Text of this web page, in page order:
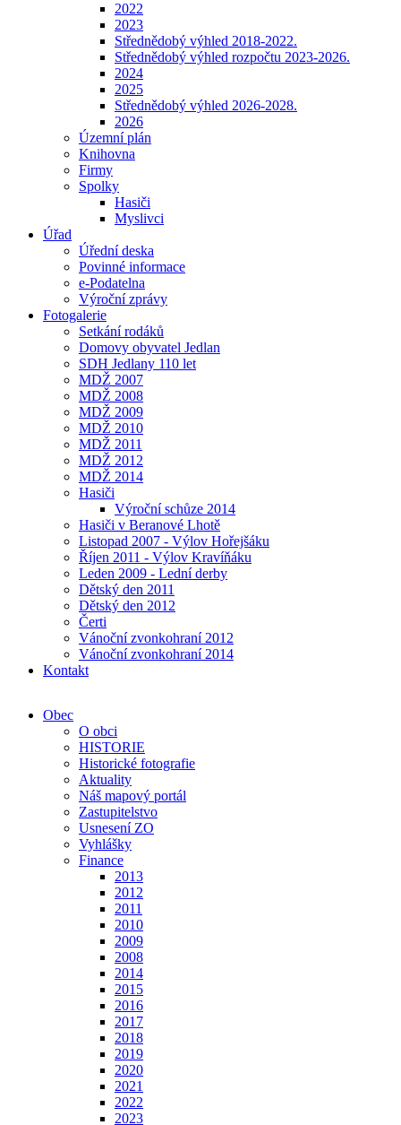
2022
2023
Střednědobý výhled 2018-2022.
Střednědobý výhled rozpočtu 2023-2026.
2024
2025
Střednědobý výhled 2026-2028.
2026
Územní plán
Knihovna
Firmy
Spolky
Hasiči
Myslivci
Úřad
Úřední deska
Povinné informace
e-Podatelna
Výroční zprávy
Fotogalerie
Setkání rodáků
Domovy obyvatel Jedlan
SDH Jedlany 110 let
MDŽ 2007
MDŽ 2008
MDŽ 2009
MDŽ 2010
MDŽ 2011
MDŽ 2012
MDŽ 2014
Hasiči
Výroční schůze 2014
Hasiči v Beranové Lhotě
Listopad 2007 - Výlov Hořejšáku
Říjen 2011 - Výlov Kravíňáku
Leden 2009 - Lední derby
Dětský den 2011
Dětský den 2012
Čerti
Vánoční zvonkohraní 2012
Vánoční zvonkohraní 2014
Kontakt
Obec
O obci
HISTORIE
Historické fotografie
Aktuality
Náš mapový portál
Zastupitelstvo
Usnesení ZO
Vyhlášky
Finance
2013
2012
2011
2010
2009
2008
2014
2015
2016
2017
2018
2019
2020
2021
2022
2023